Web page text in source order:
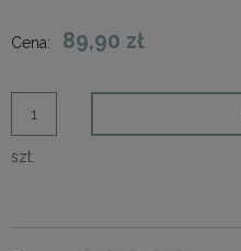
Cena: 89,90 zł
szt.